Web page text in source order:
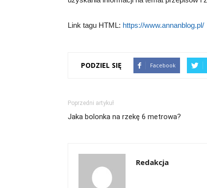
Link tagu HTML: https://www.annanblog.pl/
PODZIEL SIĘ Facebook
Poprzedni artykuł
Jaka bolonka na rzekę 6 metrowa?
Redakcja